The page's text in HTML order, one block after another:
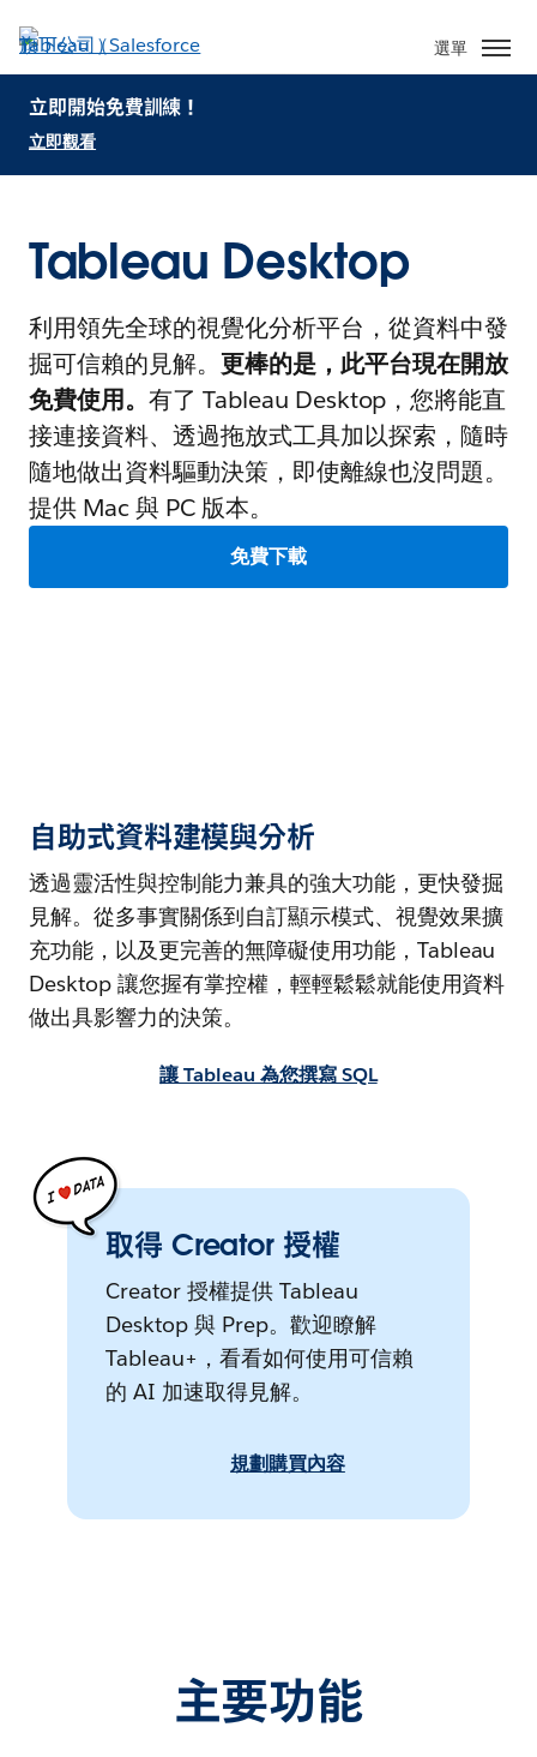
選單
立即開始免費訓練！
立即觀看
Tableau Desktop
利用領先全球的視覺化分析平台，從資料中發
掘可信賴的見解。 更棒的是，此平台現在開放
免費使用。 有了 Tableau Desktop，您將能直
接連接資料、透過拖放式工具加以探索，隨時
隨地做出資料驅動決策，即使離線也沒問題。
提供 Mac 與 PC 版本。
免費下載
自助式資料建模與分析
透過靈活性與控制能力兼具的強大功能，更快發掘
見解。從多事實關係到自訂顯示模式、視覺效果擴
充功能，以及更完善的無障礙使用功能，Tableau
Desktop 讓您握有掌控權，輕輕鬆鬆就能使用資料
做出具影響力的決策。
讓 Tableau 為您撰寫 SQL
取得 Creator 授權
Creator 授權提供 Tableau
Desktop 與 Prep。歡迎瞭解
Tableau+，看看如何使用可信賴
的 AI 加速取得見解。
規劃購買內容
主要功能